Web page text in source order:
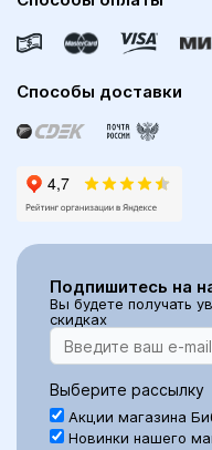
Способы доставки
Подпишитесь на
Вы будете получать
скидках
Выберите рассылку
Акции магазина
Новинки нашего